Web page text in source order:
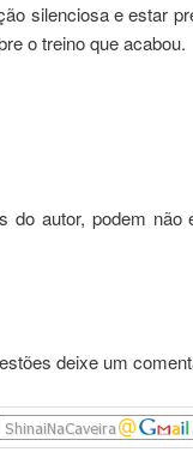
silenciosa e estar
o treino que acabou.
do autor, podem
deixe um